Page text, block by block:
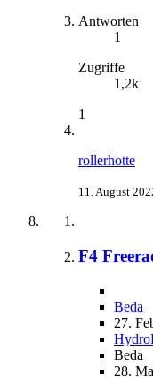
Antworten
1
Zugriffe
1,2k
1
rollerhotte
11. August
F4
Beda
27.
Beda
28.